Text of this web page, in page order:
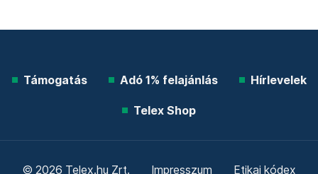
Támogatás Adó 1% felajánlás Hírlevelek
Telex Shop
© 2026 Telex.hu Zrt. Impresszum Etikai kódex